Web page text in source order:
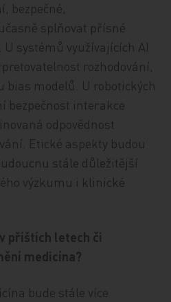
bezpečné,
splňovat přísné
systémů využívajících AI
rozhodování,
bias modelů. U robotických
bezpečnost interakce
odpovědnost
Etické aspekty budou
stále důležitější
výzkumu i klinické
příštích letech či
medicína?
bude stále více